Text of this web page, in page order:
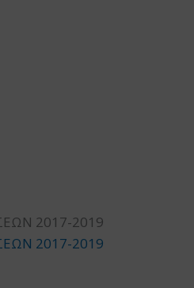
2017-2019
2017-2019